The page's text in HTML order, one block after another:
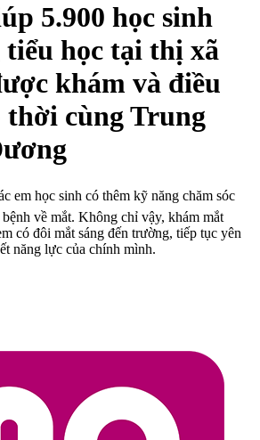
5.900 học sinh
học tại thị xã
khám và điều
cùng Trung
em học sinh có thêm kỹ năng chăm sóc
về mắt. Không chỉ vậy, khám mắt
có đôi mắt sáng đến trường, tiếp tục yên
năng lực của chính mình.